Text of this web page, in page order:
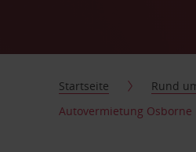
Startseite Rund
Autovermietung Osborne